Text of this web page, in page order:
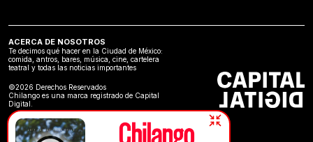
ACERCA DE NOSOTROS
Te decimos qué hacer en la Ciudad de México:
comida, antros, bares, música, cine, cartelera
teatral y todas las noticias importantes
©2026 Derechos Reservados
Chilango es una marca registrado de Capital
Digital.